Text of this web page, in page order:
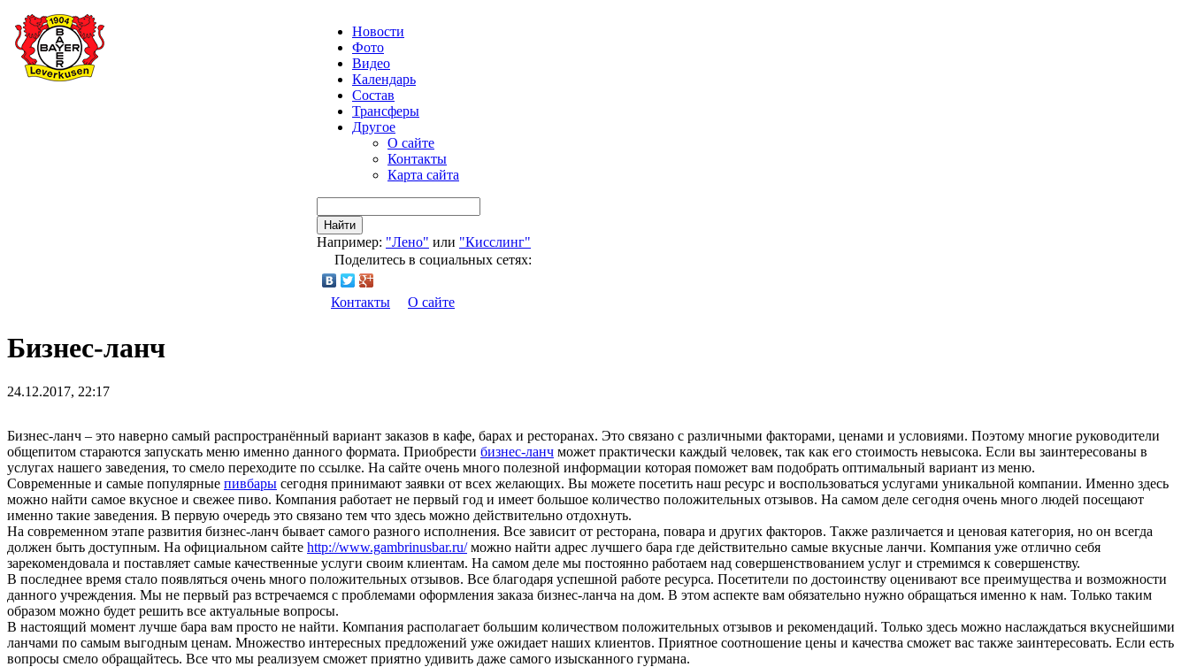
Новости
Фото
Видео
Календарь
Состав
Трансферы
Другое
О сайте
Контакты
Карта сайта
Найти
Например: "Лено" или "Кисслинг"
Поделитесь в социальных сетях:
Контакты О сайте
Бизнес-ланч
24.12.2017, 22:17
Бизнес-ланч – это наверно самый распространённый вариант заказов в кафе, барах и ресторанах. Это связано с различными факторами, ценами и условиями. Поэтому многие руководители
общепитом стараются запускать меню именно данного формата. Приобрести бизнес-ланч может практически каждый человек, так как его стоимость невысока. Если вы заинтересованы в
услугах нашего заведения, то смело переходите по ссылке. На сайте очень много полезной информации которая поможет вам подобрать оптимальный вариант из меню.
Современные и самые популярные пивбары сегодня принимают заявки от всех желающих. Вы можете посетить наш ресурс и воспользоваться услугами уникальной компании. Именно здесь
можно найти самое вкусное и свежее пиво. Компания работает не первый год и имеет большое количество положительных отзывов. На самом деле сегодня очень много людей посещают
именно такие заведения. В первую очередь это связано тем что здесь можно действительно отдохнуть.
На современном этапе развития бизнес-ланч бывает самого разного исполнения. Все зависит от ресторана, повара и других факторов. Также различается и ценовая категория, но он всегда
должен быть доступным. На официальном сайте http://www.gambrinusbar.ru/можно найти адрес лучшего бара где действительно самые вкусные ланчи. Компания уже отлично себя
зарекомендовала и поставляет самые качественные услуги своим клиентам. На самом деле мы постоянно работаем над совершенствованием услуг и стремимся к совершенству.
В последнее время стало появляться очень много положительных отзывов. Все благодаря успешной работе ресурса. Посетители по достоинству оценивают все преимущества и возможности
данного учреждения. Мы не первый раз встречаемся с проблемами оформления заказа бизнес-ланча на дом. В этом аспекте вам обязательно нужно обращаться именно к нам. Только таким
образом можно будет решить все актуальные вопросы.
В настоящий момент лучше бара вам просто не найти. Компания располагает большим количеством положительных отзывов и рекомендаций. Только здесь можно наслаждаться вкуснейшими
ланчами по самым выгодным ценам. Множество интересных предложений уже ожидает наших клиентов. Приятное соотношение цены и качества сможет вас также заинтересовать. Если есть
вопросы смело обращайтесь. Все что мы реализуем сможет приятно удивить даже самого изысканного гурмана.